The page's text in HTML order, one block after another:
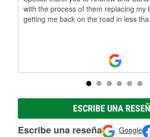
with the process of them replacing my
getting me back on the road in less tha
ESCRIBE UNA
Escribe una reseña Google